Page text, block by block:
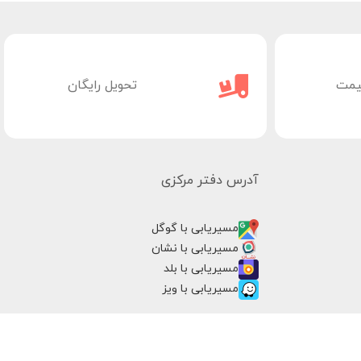
تحویل رایگان
آدرس دفتر مرکزی
مسیریابی با گوگل
مسیریابی با نشان
مسیریابی با بلد
مسیریابی با ویز